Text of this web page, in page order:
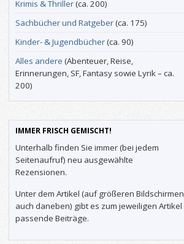
Krimis & Thriller(ca. 200)
Sachbücher und Ratgeber(ca. 175)
Kinder- & Jugendbücher(ca. 90)
Alles andere (Abenteuer, Reise,
Erinnerungen, SF, Fantasy sowie Lyrik – ca.
200)
IMMER FRISCH GEMISCHT!
Unterhalb finden Sie immer (bei jedem
Seitenaufruf) neu ausgewählte
Rezensionen.
Unter dem Artikel (auf größeren Bildschirmen
auch daneben) gibt es zum jeweiligen Artikel
passende Beiträge.